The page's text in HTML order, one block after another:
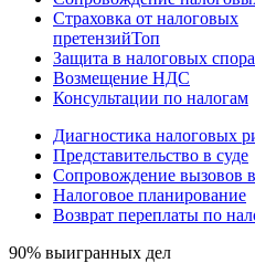
Страховка от налоговых
претензийТоп
Защита в налоговых
Возмещение НДС
Консультации по налогам
Диагностика налоговых
Представительство в суде
Сопровождение
Налоговое планирование
Возврат переплаты по
90% выигранных дел